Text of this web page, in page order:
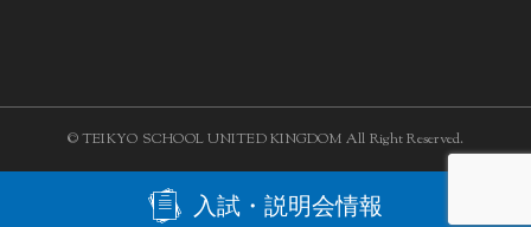
入試・説明会情報
© TEIKYO SCHOOL UNITED KINGDOM All Right Reserved.